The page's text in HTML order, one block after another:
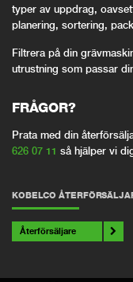
typer av uppdrag,
planering, sortering,
Filtrera på din
utrustning som passar
FRÅGOR?
Prata med din
626 07 11 så hjälper vi
KOBELCO
Återförsäljare